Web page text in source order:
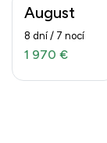
August
8 dní / 7 nocí
1 970 €